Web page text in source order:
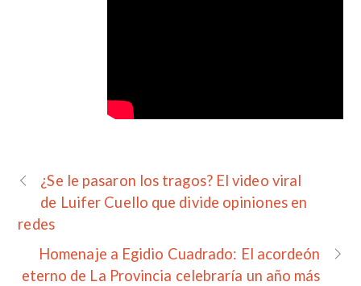
¿Se le pasaron los tragos? El video viral
de Luifer Cuello que divide opiniones en
redes
Homenaje a Egidio Cuadrado: El acordeón
eterno de La Provincia celebraría un año más